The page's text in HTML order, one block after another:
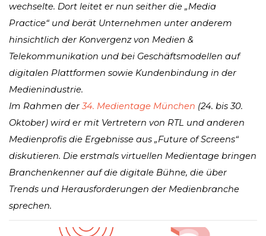
wechselte. Dort leitet er nun seither die „Media
Practice“ und berät Unternehmen unter anderem
hinsichtlich der Konvergenz von Medien &
Telekommunikation und bei Geschäftsmodellen auf
digitalen Plattformen sowie Kundenbindung in der
Medienindustrie.
Im Rahmen der34. Medientage München (24. bis 30.
Oktober) wird er mit Vertretern von RTL und anderen
Medienprofis die Ergebnisse aus „Future of Screens“
diskutieren. Die erstmals virtuellen Medientage bringen
Branchenkenner auf die digitale Bühne, die über
Trends und Herausforderungen der Medienbranche
sprechen.